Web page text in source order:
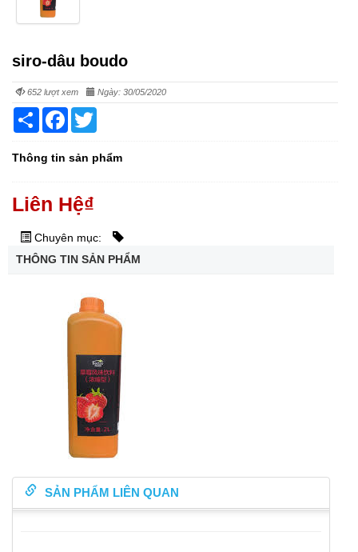
siro-dâu boudo
652 lượt xem Ngày: 30/05/2020
Share Facebook
Thông tin sản phẩm
Liên Hệ₫
Chuyên mục:
THÔNG TIN SẢN PHẨM
SẢN PHẨM LIÊN QUAN